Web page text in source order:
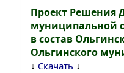
Проект Решения
муниципальной
в состав
Ольгинского
↓ Скачать ↓